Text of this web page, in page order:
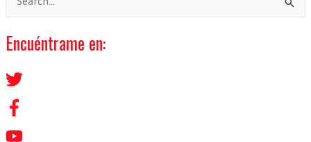
s
c
a
o
Encuéntrame en: